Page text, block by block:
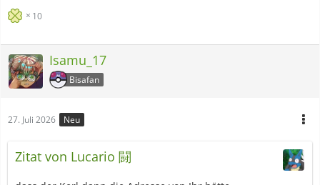
10
Isamu_17
Bisafan
27. Juli 2026 Neu
Zitat von Lucario 闘